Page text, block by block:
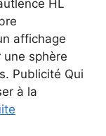
HL
affichage
une sphère
Publicité Qui
à la